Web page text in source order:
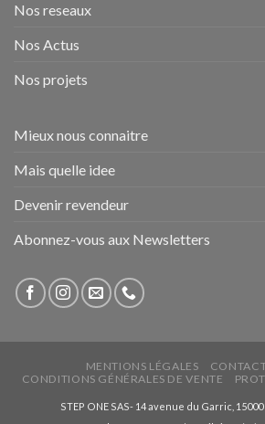
Nos reseaux
Nos Actus
Nos projets
Mieux nous connaitre
Mais quelle idee
Devenir revendeur
Abonnez-vous aux Newsletters
MENTIONS LÉGALES
CONDITIONS GÉNÉRALES DE VENTE
STEP ONE SAS- 14 avenue du Garric,